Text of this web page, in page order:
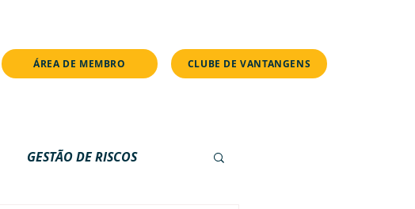
ÁREA DE MEMBRO CLUBE DE VANTANGENS
GESTÃO DE RISCOS